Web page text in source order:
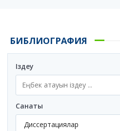
БИБЛИОГРАФИЯ
Іздеу
Санаты